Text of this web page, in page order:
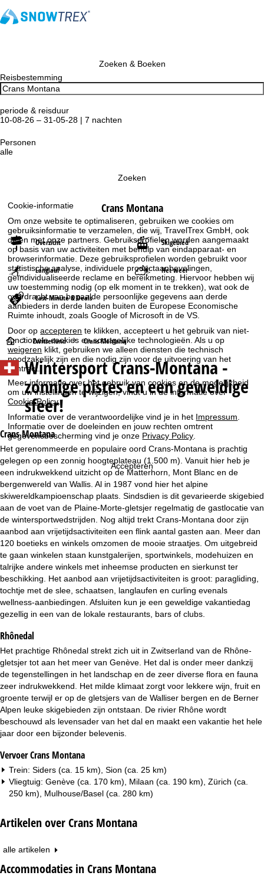
Cookie-informatie
Om onze website te optimaliseren, gebruiken we cookies om
gebruiksinformatie te verzamelen, die wij, TravelTrex GmbH, ook
delen met onze partners. Gebruiksprofielen worden aangemaakt
op basis van uw activiteiten met behulp van eindapparaat- en
browserinformatie. Deze gebruiksprofielen worden gebruikt voor
statistische analyse, individuele productaanbevelingen,
geïndividualiseerde reclame en bereikmeting. Hiervoor hebben wij
uw toestemming nodig (op elk moment in te trekken), wat ook de
overdracht van bepaalde persoonlijke gegevens aan derde
aanbieders in derde landen buiten de Europese Economische
Ruimte inhoudt, zoals Google of Microsoft in de VS.
Door opaccepteren te klikken, accepteert u het gebruik van niet-
functionele cookies en soortgelijke technologieën. Als u op
weigeren klikt, gebruiken we alleen diensten die technisch
noodzakelijk zijn en die nodig zijn voor de uitvoering van het
contract.
Meer informatie over het gebruik van cookies en de mogelijkheid
om uw instellingen te wijzigen, vindt u in de informatie over
Cookie-Policy.
Informatie over de verantwoordelijke vind je in het Impressum.
Informatie over de doeleinden en jouw rechten omtrent
gegevensbescherming vind je onze Privacy Policy.
Accepteren
Zoeken & Boeken
Reisbestemming
periode & reisduur
10-08-26 – 31-05-28 | 7 nachten
Personen
alle
Zoeken
Crans Montana
Overzicht Skigebied
Langlauf Het weer
Last-Minute & Deals
S
t
a
r
t
p
a
g
i
n
a
Zwitserland Crans Montana
WintersportCrans-Montana -
zonnige pistes en een geweldige
sfeer!
Crans Montana
Het gerenommeerde en populaire oord Crans-Montana is prachtig
gelegen op een zonnig hoogteplateau (1.500 m). Vanuit hier heb je
een indrukwekkend uitzicht op de Matterhorn, Mont Blanc en de
bergenwereld van Wallis. Al in 1987 vond hier het alpine
skiwereldkampioenschap plaats. Sindsdien is dit gevarieerde skigebied
aan de voet van de Plaine-Morte-gletsjer regelmatig de gastlocatie van
de wintersportwedstrijden. Nog altijd trekt Crans-Montana door zijn
aanbod aan vrijetijdsactiviteiten een flink aantal gasten aan. Meer dan
120 boetieks en winkels omzomen de mooie straatjes. Om uitgebreid
te gaan winkelen staan kunstgalerijen, sportwinkels, modehuizen en
talrijke andere winkels met inheemse producten en sierkunst ter
beschikking. Het aanbod aan vrijetijdsactiviteiten is groot: paragliding,
tochtje met de slee, schaatsen, langlaufen en curling evenals
wellness-aanbiedingen. Afsluiten kun je een geweldige vakantiedag
gezellig in een van de lokale restaurants, bars of clubs.
Rhônedal
Het prachtige Rhônedal strekt zich uit in Zwitserland van de Rhône-
gletsjer tot aan het meer van Genève. Het dal is onder meer dankzij
de tegenstellingen in het landschap en de zeer diverse flora en fauna
zeer indrukwekkend. Het milde klimaat zorgt voor lekkere wijn, fruit en
groente terwijl er op de gletsjers van de Walliser bergen en de Berner
Alpen leuke skigebieden zijn ontstaan. De rivier Rhône wordt
beschouwd als levensader van het dal en maakt een vakantie het hele
jaar door een bijzonder belevenis.
Vervoer Crans Montana
Trein: Siders (ca. 15 km), Sion (ca. 25 km)
Vliegtuig: Genève (ca. 170 km), Milaan (ca. 190 km), Zürich (ca.
250 km), Mulhouse/Basel (ca. 280 km)
Artikelen over Crans Montana
alle artikelen
Accommodaties in Crans Montana